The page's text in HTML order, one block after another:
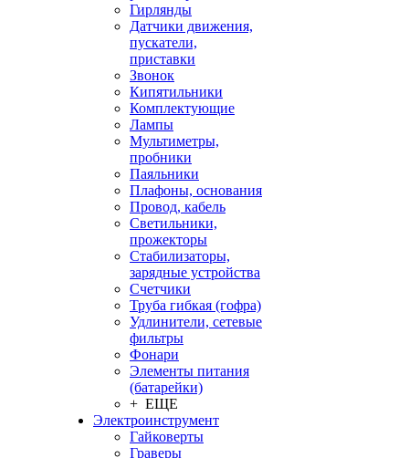
Гирлянды
Датчики движения,
пускатели,
приставки
Звонок
Кипятильники
Комплектующие
Лампы
Мультиметры,
пробники
Паяльники
Плафоны, основания
Провод, кабель
Светильники,
прожекторы
Стабилизаторы,
зарядные устройства
Счетчики
Труба гибкая (гофра)
Удлинители, сетевые
фильтры
Фонари
Элементы питания
(батарейки)
+ ЕЩЕ
Электроинструмент
Гайковерты
Граверы